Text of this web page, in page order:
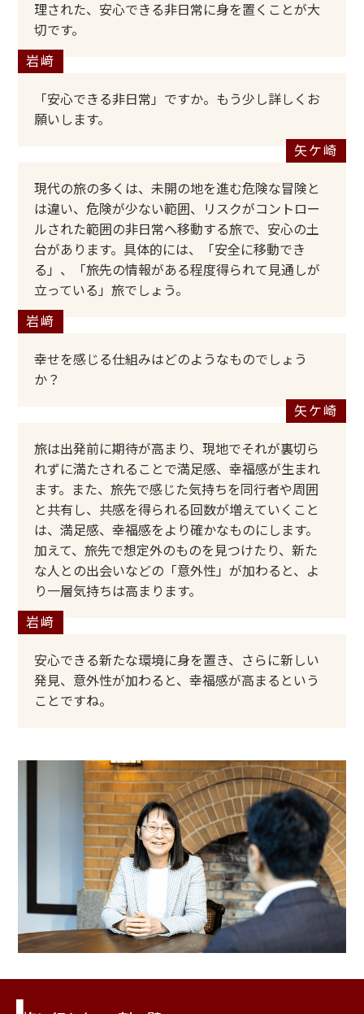
理された、安心できる非日常に身を置くことが大
切です。
「安心できる非日常」ですか。もう少し詳しくお
願いします。
現代の旅の多くは、未開の地を進む危険な冒険と
は違い、危険が少ない範囲、リスクがコントロー
ルされた範囲の非日常へ移動する旅で、安心の土
台があります。具体的には、「安全に移動でき
る」、「旅先の情報がある程度得られて見通しが
立っている」旅でしょう。
幸せを感じる仕組みはどのようなものでしょう
か？
旅は出発前に期待が高まり、現地でそれが裏切ら
れずに満たされることで満足感、幸福感が生まれ
ます。また、旅先で感じた気持ちを同行者や周囲
と共有し、共感を得られる回数が増えていくこと
は、満足感、幸福感をより確かなものにします。
加えて、旅先で想定外のものを見つけたり、新た
な人との出会いなどの「意外性」が加わると、よ
り一層気持ちは高まります。
安心できる新たな環境に身を置き、さらに新しい
発見、意外性が加わると、幸福感が高まるという
ことですね。